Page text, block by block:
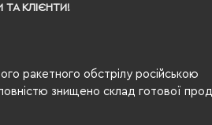
ТА КЛІЄНТИ!
ракетного обстрілу російською
знищено склад готової
ДЕТАЛЬНІШЕ...